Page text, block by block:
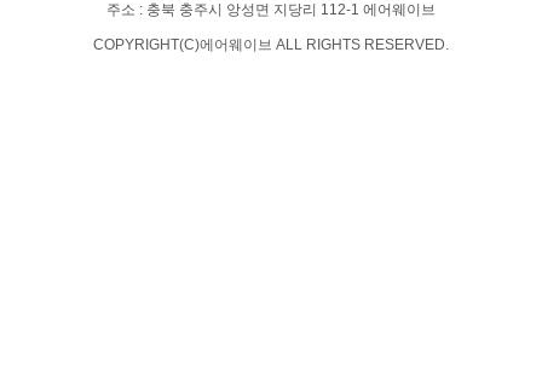
주소 : 충북 충주시 앙성면 지당리 112-1 에어웨이브
COPYRIGHT(C)에어웨이브 ALL RIGHTS RESERVED.